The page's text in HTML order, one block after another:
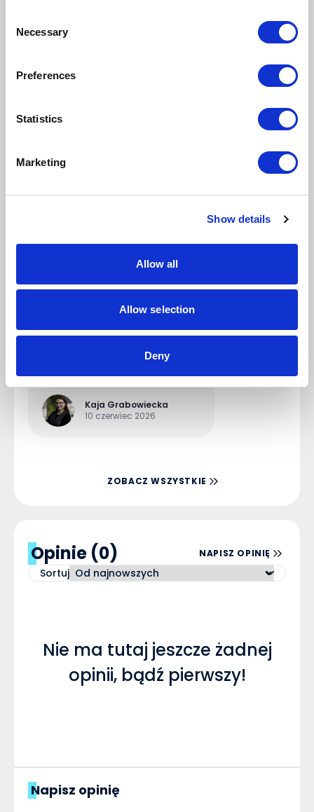
Selection
Necessary
Preferences
Statistics
Marketing
Show details
Allow all
Allow selection
Deny
Artykuły
WMS (Warehouse Management
Kaja Grabowiecka
10 czerwiec 2026
ZOBACZ WSZYSTKIE
Opinie (0) NAPISZ OPINIĘ
Sortuj
Nie ma tutaj jeszcze żadnej
opinii, bądź pierwszy!
Napisz opinię